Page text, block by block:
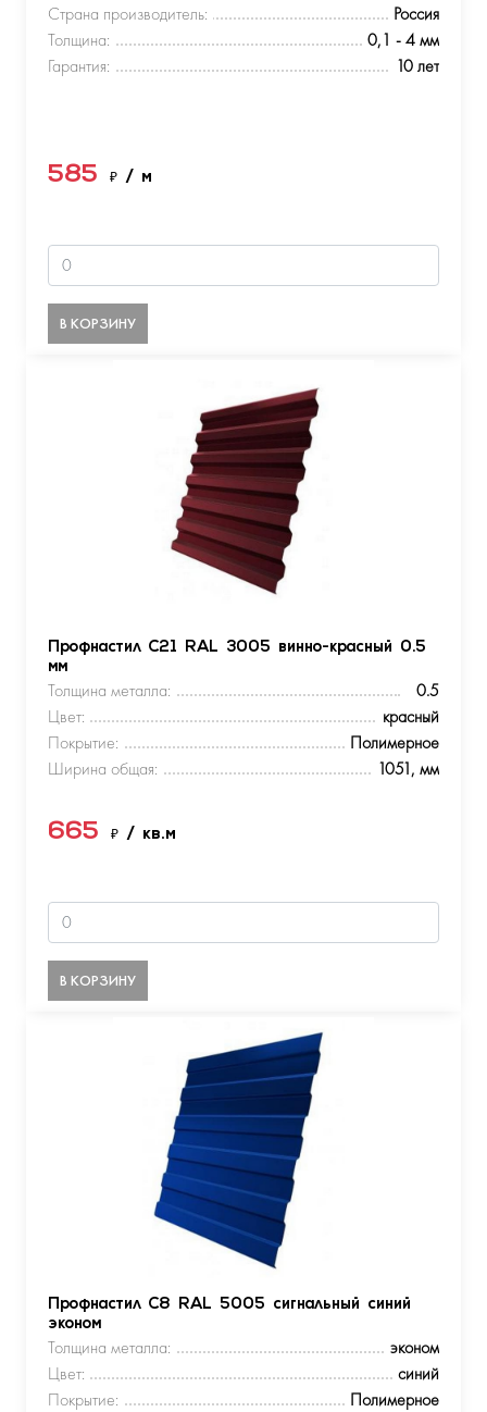
Страна производитель:
Россия
Толщина:
0,1 - 4 мм
Гарантия:
10 лет
585 ₽ / м
В КОРЗИНУ
Профнастил С21 RAL 3005 винно-красный 0.5
мм
Толщина металла:
0.5
Цвет:
красный
Покрытие:
Полимерное
Ширина общая:
1051, мм
665 ₽ / кв.м
В КОРЗИНУ
Профнастил С8 RAL 5005 сигнальный синий
эконом
Толщина металла:
эконом
Цвет:
синий
Покрытие:
Полимерное